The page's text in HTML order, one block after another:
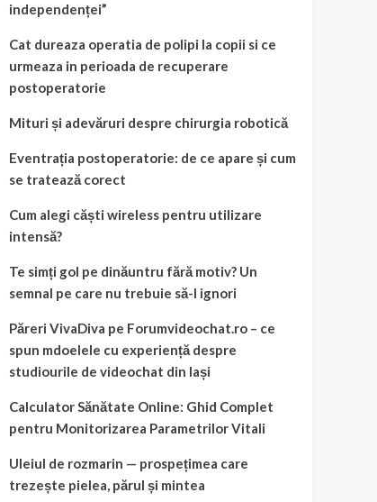
independenței”
Cat dureaza operatia de polipi la copii si ce
urmeaza in perioada de recuperare
postoperatorie
Mituri și adevăruri despre chirurgia robotică
Eventrația postoperatorie: de ce apare și cum
se tratează corect
Cum alegi căști wireless pentru utilizare
intensă?
Te simți gol pe dinăuntru fără motiv? Un
semnal pe care nu trebuie să-l ignori
Păreri VivaDiva pe Forumvideochat.ro – ce
spun mdoelele cu experiență despre
studiourile de videochat din Iași
Calculator Sănătate Online: Ghid Complet
pentru Monitorizarea Parametrilor Vitali
Uleiul de rozmarin — prospețimea care
trezește pielea, părul și mintea